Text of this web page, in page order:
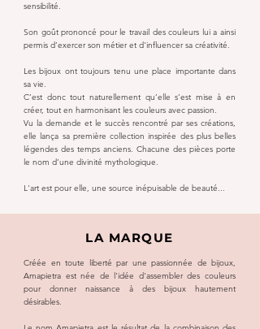
sensibilité.
Son goût prononcé pour le travail des couleurs lui a ainsi
permis d’exercer son métier et d'influencer sa créativité.
Les bijoux ont toujours tenu une place importante dans
sa vie.
C’est donc tout naturellement qu’elle s’est mise à en
créer, tout en harmonisant les couleurs avec passion.
Vu la demande et le succès rencontré par ses créations,
elle lança sa première collection inspirée des plus belles
légendes des temps anciens. Chacune des pièces porte
le nom d’une divinité mythologique.
L'art est pour elle, une source inépuisable de beauté...
LA MARQUE
Créée en toute liberté par une passionnée de bijoux,
Amapietra est née de l'idée d'assembler des couleurs
pour donner naissance à des bijoux hautement
désirables.